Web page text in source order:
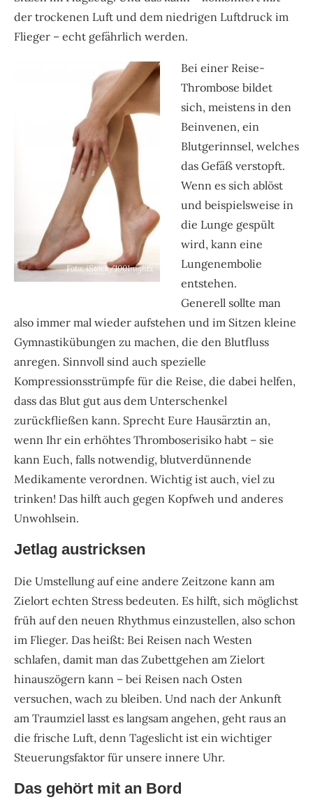
der trockenen Luft und dem niedrigen Luftdruck im
Flieger – echt gefährlich werden.
Foto: iStock/1001nights
Bei einer Reise-
Thrombose bildet
sich, meistens in den
Beinvenen, ein
Blutgerinnsel, welches
das Gefäß verstopft.
Wenn es sich ablöst
und beispielsweise in
die Lunge gespült
wird, kann eine
Lungenembolie
entstehen.
Generell sollte man
also immer mal wieder aufstehen und im Sitzen kleine
Gymnastikübungen zu machen, die den Blutfluss
anregen. Sinnvoll sind auch spezielle
Kompressionsstrümpfe für die Reise, die dabei helfen,
dass das Blut gut aus dem Unterschenkel
zurückfließen kann. Sprecht Eure Hausärztin an,
wenn Ihr ein erhöhtes Thromboserisiko habt – sie
kann Euch, falls notwendig, blutverdünnende
Medikamente verordnen. Wichtig ist auch, viel zu
trinken! Das hilft auch gegen Kopfweh und anderes
Unwohlsein.
Jetlag austricksen
Die Umstellung auf eine andere Zeitzone kann am
Zielort echten Stress bedeuten. Es hilft, sich möglichst
früh auf den neuen Rhythmus einzustellen, also schon
im Flieger. Das heißt: Bei Reisen nach Westen
schlafen, damit man das Zubettgehen am Zielort
hinauszögern kann – bei Reisen nach Osten
versuchen, wach zu bleiben. Und nach der Ankunft
am Traumziel lasst es langsam angehen, geht raus an
die frische Luft, denn Tageslicht ist ein wichtiger
Steuerungsfaktor für unsere innere Uhr.
Das gehört mit an Bord